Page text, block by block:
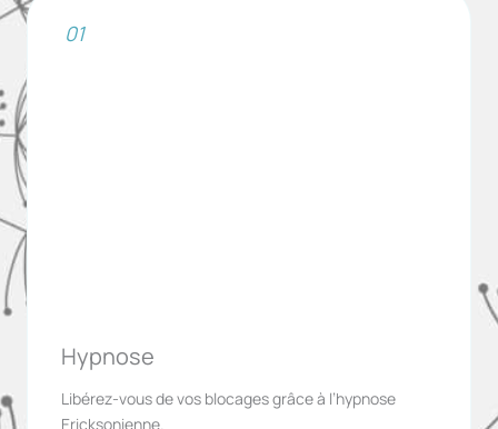
01
Hypnose
Libérez-vous de vos blocages grâce à l’hypnose
Ericksonienne.